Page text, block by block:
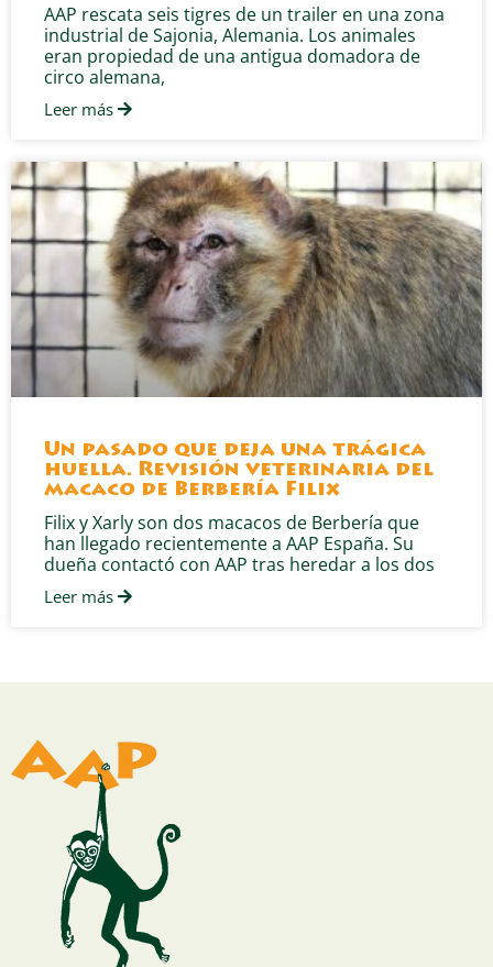
AAP rescata seis tigres de un trailer en una zona
industrial de Sajonia, Alemania. Los animales
eran propiedad de una antigua domadora de
circo alemana,
Leer más
Un pasado que deja una trágica
huella. Revisión veterinaria del
macaco de Berbería Filix
Filix y Xarly son dos macacos de Berbería que
han llegado recientemente a AAP España. Su
dueña contactó con AAP tras heredar a los dos
Leer más